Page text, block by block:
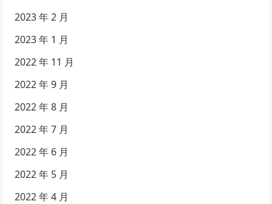
2023 年 2 月
2023 年 1 月
2022 年 11 月
2022 年 9 月
2022 年 8 月
2022 年 7 月
2022 年 6 月
2022 年 5 月
2022 年 4 月